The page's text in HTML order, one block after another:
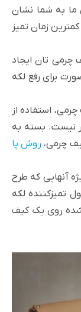
ما به شما نشان
کمترین زمان تمیز
چرمی تان ایجاد
برای رفع لکه
استفاده از
نیست. بسته به
چرمی، روش پا
آنهایی که طرح
تمیزکننده لکه
شده روی یک کیف